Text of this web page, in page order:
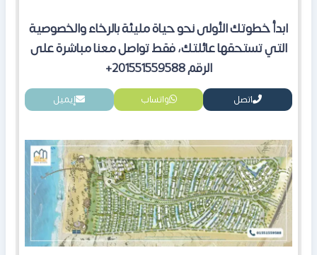
ابدأ خطوتك الأولى نحو حياة مليئة بالرخاء والخصوصية
التي تستحقها عائلتك، فقط تواصل معنا مباشرة على
الرقم 201551559588+
اتصل واتساب إيميل